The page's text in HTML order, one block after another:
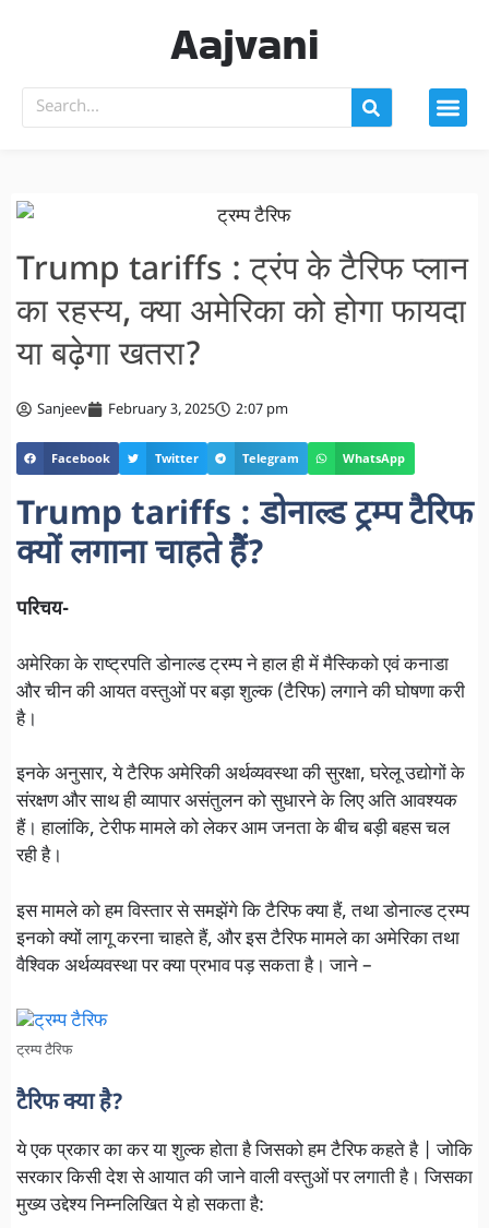
Aajvani
Trump tariffs : ट्रंप के टैरिफ प्लान
का रहस्य, क्या अमेरिका को होगा फायदा
या बढ़ेगा खतरा?
Sanjeev February 3, 2025 2:07 pm
Facebook Twitter Telegram WhatsApp
Trump tariffs : डोनाल्ड ट्रम्प टैरिफ
क्यों लगाना चाहते हैं?
परिचय-
अमेरिका के राष्ट्रपति डोनाल्ड ट्रम्प ने हाल ही में मैस्किको एवं कनाडा
और चीन की आयत वस्तुओं पर बड़ा शुल्क (टैरिफ) लगाने की घोषणा करी
है।
इनके अनुसार, ये टैरिफ अमेरिकी अर्थव्यवस्था की सुरक्षा, घरेलू उद्योगों के
संरक्षण और साथ ही व्यापार असंतुलन को सुधारने के लिए अति आवश्यक
हैं। हालांकि, टेरीफ मामले को लेकर आम जनता के बीच बड़ी बहस चल
रही है।
इस मामले को हम विस्तार से समझेंगे कि टैरिफ क्या हैं, तथा डोनाल्ड ट्रम्प
इनको क्यों लागू करना चाहते हैं, और इस टैरिफ मामले का अमेरिका तथा
वैश्विक अर्थव्यवस्था पर क्या प्रभाव पड़ सकता है। जाने –
ट्रम्प टैरिफ
टैरिफ क्या है?
ये एक प्रकार का कर या शुल्क होता है जिसको हम टैरिफ कहते है | जोकि
सरकार किसी देश से आयात की जाने वाली वस्तुओं पर लगाती है। जिसका
मुख्य उद्देश्य निम्नलिखित ये हो सकता है: